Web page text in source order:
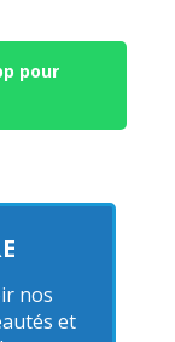
pour
nos
et